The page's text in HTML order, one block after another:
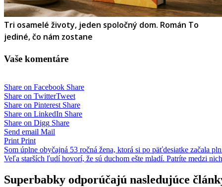
Tri osamelé životy, jeden spoločný dom. Román To
jediné, čo nám zostane
Vaše komentáre
Share on Facebook Share
Share on TwitterTweet
Share on Pinterest Share
Share on LinkedIn Share
Share on Digg Share
Send email Mail
Print Print
Navigácia
v
článku
Som úplne obyčajná 53 ročná žena, ktorá si po päťdesiatke začala
Veľa starších ľudí hovorí, že sú duchom ešte mladí. Patríte medzi
Superbabky odporúčajú nasledujúce